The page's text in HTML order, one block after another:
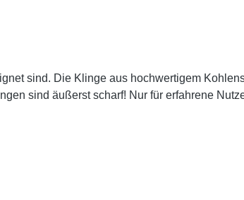
sind. Die Klinge aus hochwertigem
sind äußerst scharf! Nur für erfahrene